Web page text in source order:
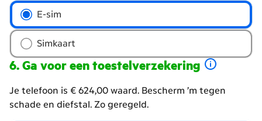
Kies
het
type
simkaart
E-sim
Simkaart
Ga voor een toestelverzekering
Je telefoon is € 624,00 waard. Bescherm ’m tegen
schade en diefstal. Zo geregeld.